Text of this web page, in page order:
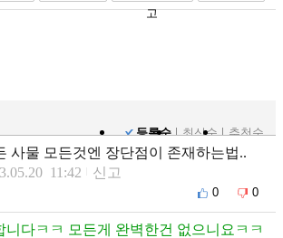
고
등록순
최신순 추천순
사물 모든것엔 장단점이 존재하는법..
11:42 신고
0 0
니다ㅋㅋ 모든게 완벽한건 없으니요ㅋㅋ